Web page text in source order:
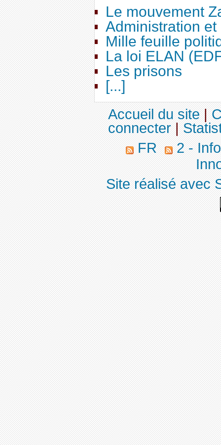
Le mouvement
Administration
Mille feuille
La loi ELAN
Les prisons
[...]
Accueil du site|
connecter|
FR
2 -
Site réalisé avec